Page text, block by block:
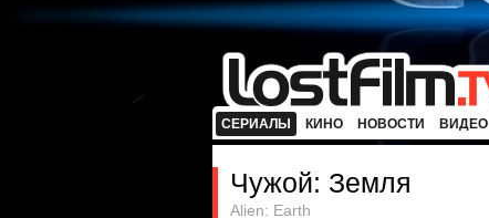
СЕРИАЛЫ КИНО НОВОСТИ ВИДЕО
Чужой: Земля
Alien: Earth